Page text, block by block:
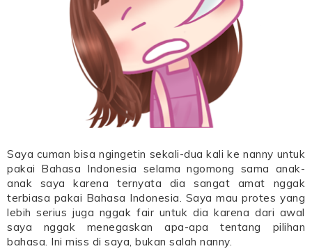
Saya cuman bisa ngingetin sekali-dua kali ke nanny untuk
pakai Bahasa Indonesia selama ngomong sama anak-
anak saya karena ternyata dia sangat amat nggak
terbiasa pakai Bahasa Indonesia. Saya mau protes yang
lebih serius juga nggak fair untuk dia karena dari awal
saya nggak menegaskan apa-apa tentang pilihan
bahasa. Ini miss di saya, bukan salah nanny.